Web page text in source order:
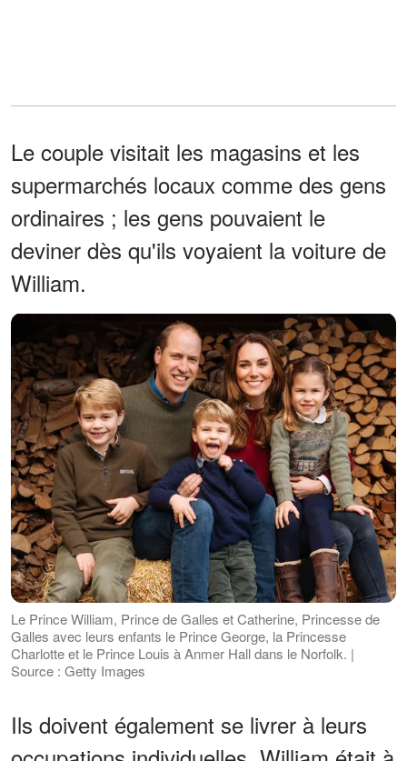
Le couple visitait les magasins et les
supermarchés locaux comme des gens
ordinaires ; les gens pouvaient le
deviner dès qu'ils voyaient la voiture de
William.
Le Prince William, Prince de Galles et Catherine, Princesse de
Galles avec leurs enfants le Prince George, la Princesse
Charlotte et le Prince Louis à Anmer Hall dans le Norfolk. |
Source : Getty Images
Ils doivent également se livrer à leurs